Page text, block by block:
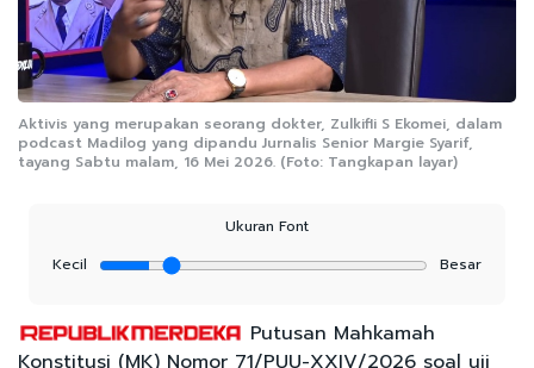
Aktivis yang merupakan seorang dokter, Zulkifli S Ekomei, dalam
podcast Madilog yang dipandu Jurnalis Senior Margie Syarif,
tayang Sabtu malam, 16 Mei 2026. (Foto: Tangkapan layar)
Ukuran Font
Kecil
Besar
Putusan Mahkamah
Konstitusi (MK) Nomor 71/PUU-XXIV/2026 soal uji